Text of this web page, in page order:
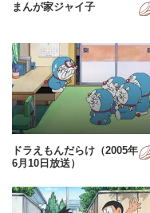
まんが家ジャイ子
ドラえもんだらけ（2005年
6月10日放送）